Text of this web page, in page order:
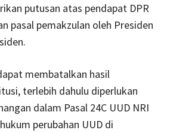
putusan atas pendapat DPR
pasal pemakzulan oleh Presiden
membatalkan hasil
terlebih dahulu diperlukan
dalam Pasal 24C UUD NRI
perubahan UUD di